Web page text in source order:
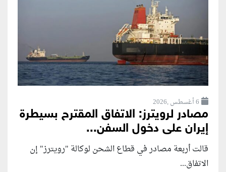
6 أغسطس ,2026
مصادر لرويترز: الاتفاق المقترح بسيطرة
إيران على دخول السفن...
قالت أربعة مصادر في قطاع الشحن لوكالة "رويترز" إن
الاتفاق...